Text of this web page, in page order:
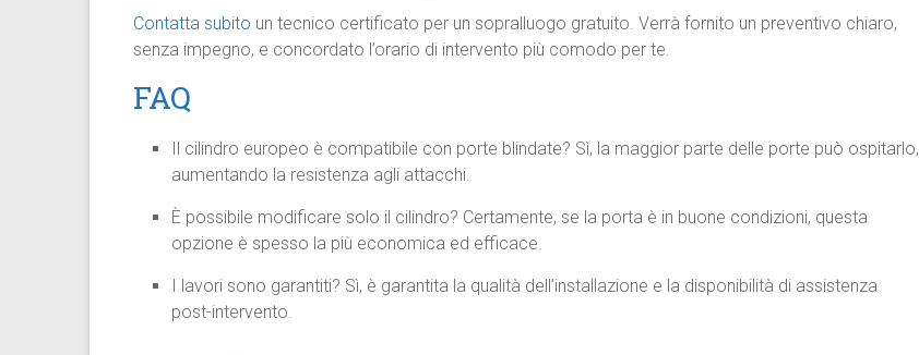
Contatta subito un tecnico certificato per un sopralluogo gratuito. Verrà fornito un preventivo chiaro,
senza impegno, e concordato l’orario di intervento più comodo per te.
FAQ
Il cilindro europeo è compatibile con porte blindate? Sì, la maggior parte delle porte può ospitarlo,
aumentando la resistenza agli attacchi.
È possibile modificare solo il cilindro? Certamente, se la porta è in buone condizioni, questa
opzione è spesso la più economica ed efficace.
I lavori sono garantiti? Sì, è garantita la qualità dell’installazione e la disponibilità di assistenza
post-intervento.